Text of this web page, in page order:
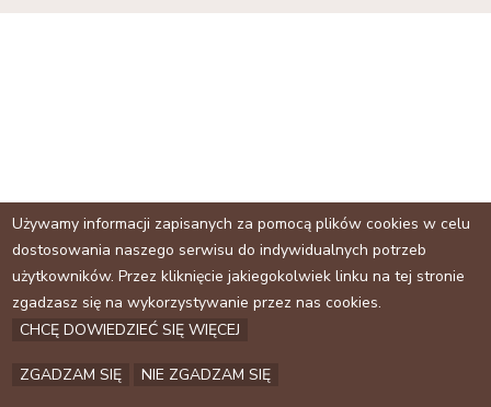
Używamy informacji zapisanych za pomocą plików cookies w celu
dostosowania naszego serwisu do indywidualnych potrzeb
użytkowników. Przez kliknięcie jakiegokolwiek linku na tej stronie
zgadzasz się na wykorzystywanie przez nas cookies.
CHCĘ DOWIEDZIEĆ SIĘ WIĘCEJ
ZGADZAM SIĘ NIE ZGADZAM SIĘ